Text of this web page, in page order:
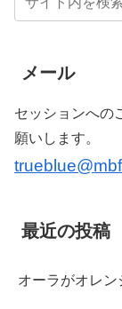
メール
セッションへの
願いします。
最近の投稿
オーラがオレ